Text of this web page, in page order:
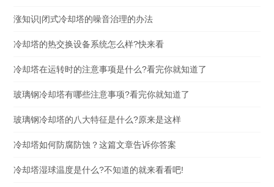
涨知识|闭式冷却塔的噪音治理的办法
冷却塔的热交换设备系统怎么样?快来看
冷却塔在运转时的注意事项是什么?看完你就知道了
玻璃钢冷却塔有哪些注意事项?看完你就知道了
玻璃钢冷却塔的八大特征是什么?原来是这样
冷却塔如何防腐防蚀？这篇文章告诉你答案
冷却塔湿球温度是什么?不知道的就来看看吧!